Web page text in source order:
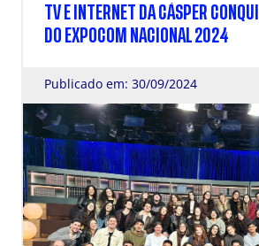
TV E INTERNET DA CÁSPER
DO EXPOCOM NACIONAL 2024
Publicado em: 30/09/2024